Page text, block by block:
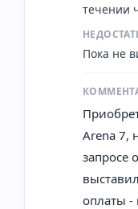
течении
Пока не
Arena 7,
запросе
оплаты -